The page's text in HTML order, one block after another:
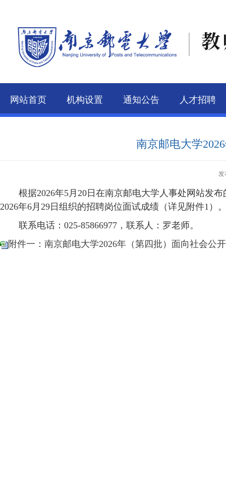
网站首页 机构设置 通知公告 人才招聘
南京邮电大学
发
根据2026年5月20日在南京邮电大学人事处网站发
2026年6月29日组织的招聘岗位面试成绩（详见附件1）
联系电话： 025-85866977，联系人：罗老师。
附件一：南京邮电大学2026年（第四批）面向社会公